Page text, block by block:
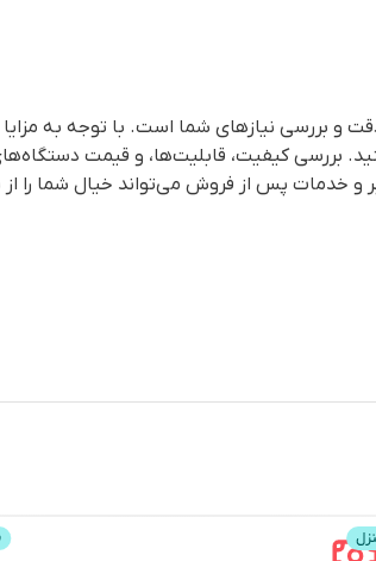
و بررسی نیازهای شما است. با توجه به مزایا
بررسی کیفیت، قابلیت‌ها، و قیمت
و خدمات پس از فروش می‌تواند خیال شما را